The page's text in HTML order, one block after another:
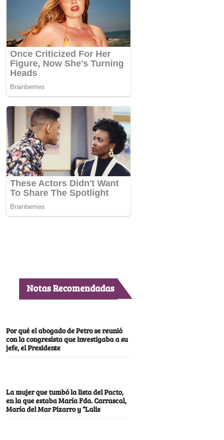
Notas Recomendadas
Por qué el abogado de Petro se reunió
con la congresista que investigaba a su
jefe, el Presidente
La mujer que tumbó la lista del Pacto,
en la que estaba María Fda. Carrascal,
María del Mar Pizarro y “Lalis